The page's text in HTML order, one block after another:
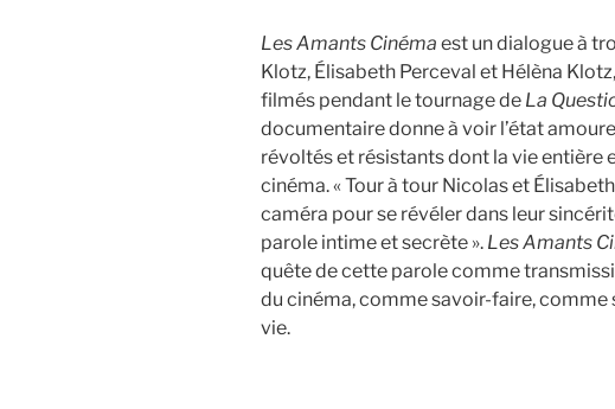
Les Amants Cinéma est un dialogue à
Klotz, Élisabeth Perceval et Hélèna
filmés pendant le tournage de La
documentaire donne à voir l’état
révoltés et résistants dont la vie entière
cinéma. « Tour à tour Nicolas et
caméra pour se révéler dans leur
parole intime et secrète ». Les Amants
quête de cette parole comme
du cinéma, comme savoir-faire,
vie.